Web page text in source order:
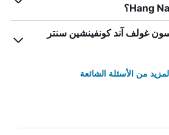
غولف آند كونفينشين سنتر
من الأسئلة الشائعة